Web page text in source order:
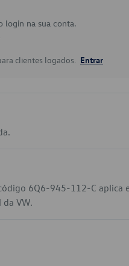
login na sua conta.
clientes logados. Entrar
6Q6-945-112-C aplica
VW.